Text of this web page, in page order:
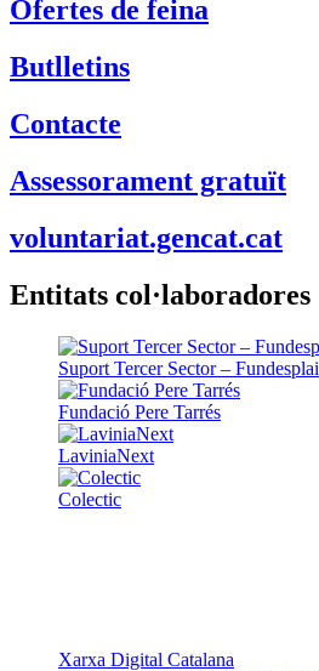
Ofertes de feina
Butlletins
Contacte
Assessorament gratuït
voluntariat.gencat.cat
Entitats col·laboradores
Suport Tercer Sector – Fundesplai
Fundació Pere Tarrés
LaviniaNext
Colectic
Xarxa Digital Catalana